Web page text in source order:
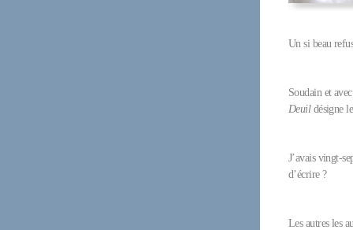
Un si beau
Soudain et
Deuildésigne
J’avais vingt-
d’écrire ?
Les autres les